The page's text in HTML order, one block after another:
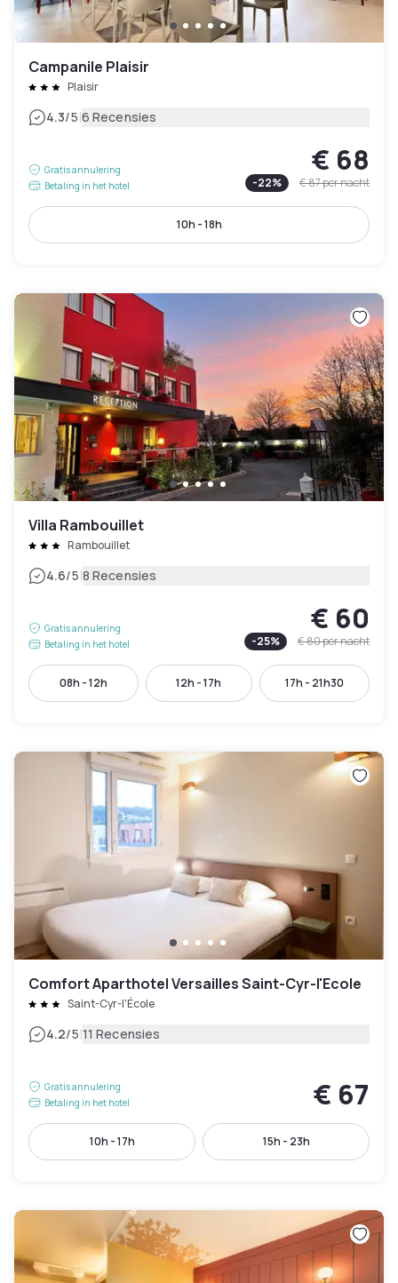
Campanile Plaisir
Plaisir
4.3/5|6 Recensies
Gratis annulering
Betaling in het hotel
€ 68
-22% € 87per nacht
10h - 18h
Villa Rambouillet
Rambouillet
4.6/5|8 Recensies
Gratis annulering
Betaling in het hotel
€ 60
-25% € 80per nacht
08h - 12h 12h - 17h 17h - 21h30
Comfort Aparthotel Versailles Saint-Cyr-l'Ecole
Saint-Cyr-l'École
4.2/5|11 Recensies
Gratis annulering
Betaling in het hotel
€ 67
10h - 17h 15h - 23h